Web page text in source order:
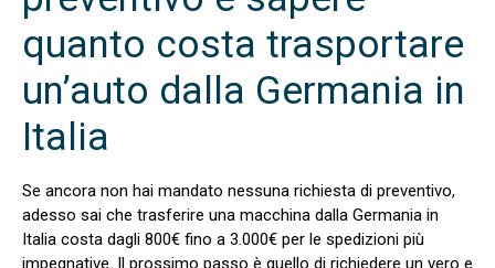
quanto costa trasportare
un’auto dalla Germania in
Italia
Se ancora non hai mandato nessuna richiesta di preventivo,
adesso sai che trasferire una macchina dalla Germania in
Italia costa dagli 800€ fino a 3.000€ per le spedizioni più